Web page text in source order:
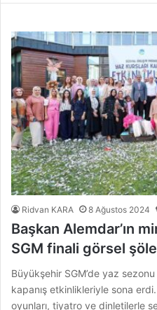
Ridvan KARA 8 Ağustos 2024
Başkan Alemdar’ın
SGM finali görsel
Büyükşehir SGM’de yaz
kapanış etkinlikleriyle sona
oyunları, tiyatro ve dinletilerle